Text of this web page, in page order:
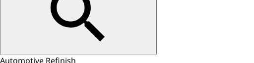
Automotive Refinish